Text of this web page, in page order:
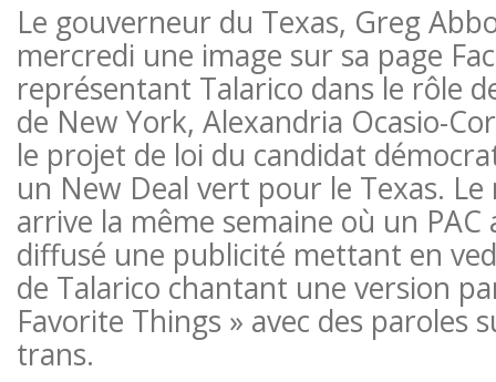
Le gouverneur du Texas, Greg
mercredi une image sur sa page
représentant Talarico dans le rôle
de New York, Alexandria Ocasio-
le projet de loi du candidat
un New Deal vert pour le Texas.
arrive la même semaine où un PAC
diffusé une publicité mettant en
de Talarico chantant une version
Favorite Things » avec des paroles
trans.